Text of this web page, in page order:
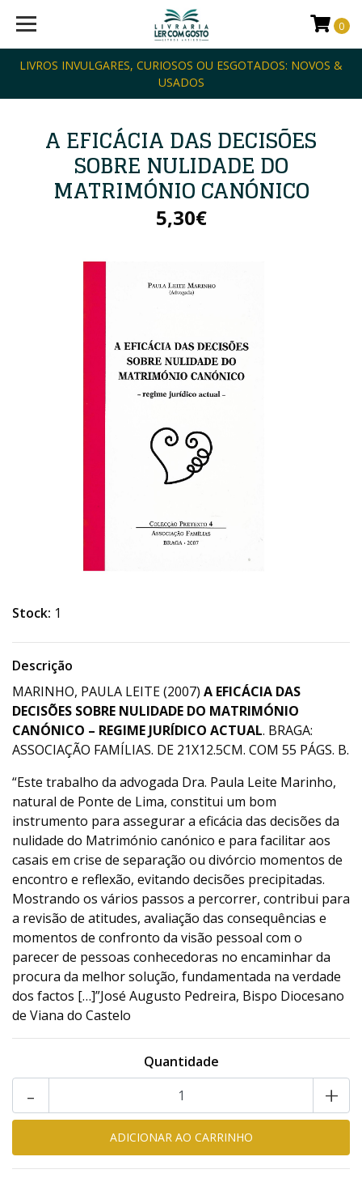
LIVROS INVULGARES, CURIOSOS OU ESGOTADOS: NOVOS &
USADOS
0
A EFICÁCIA DAS DECISÕES
SOBRE NULIDADE DO
MATRIMÓNIO CANÓNICO
5,30€
Stock: 1
Descrição
MARINHO, PAULA LEITE (2007) A EFICÁCIA DAS
DECISÕES SOBRE NULIDADE DO MATRIMÓNIO
CANÓNICO – REGIME JURÍDICO ACTUAL. BRAGA:
ASSOCIAÇÃO FAMÍLIAS. DE 21X12.5CM. COM 55 PÁGS. B.
“Este trabalho da advogada Dra. Paula Leite Marinho,
natural de Ponte de Lima, constitui um bom
instrumento para assegurar a eficácia das decisões da
nulidade do Matrimónio canónico e para facilitar aos
casais em crise de separação ou divórcio momentos de
encontro e reflexão, evitando decisões precipitadas.
Mostrando os vários passos a percorrer, contribui para
a revisão de atitudes, avaliação das consequências e
momentos de confronto da visão pessoal com o
parecer de pessoas conhecedoras no encaminhar da
procura da melhor solução, fundamentada na verdade
dos factos […]”José Augusto Pedreira, Bispo Diocesano
de Viana do Castelo
Quantidade
+
-